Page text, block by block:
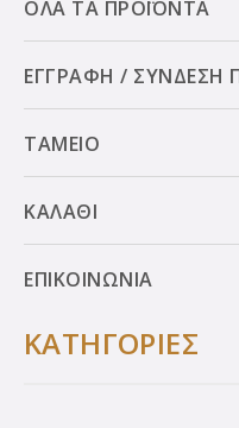
ΟΛΑ ΤΑ ΠΡΟΪΟΝΤΑ
ΕΓΓΡΑΦΗ / ΣΥΝΔΕΣΗ
ΤΑΜΕΙΟ
ΚΑΛΑΘΙ
ΕΠΙΚΟΙΝΩΝΙΑ
ΚΑΤΗΓΟΡΙΕΣ